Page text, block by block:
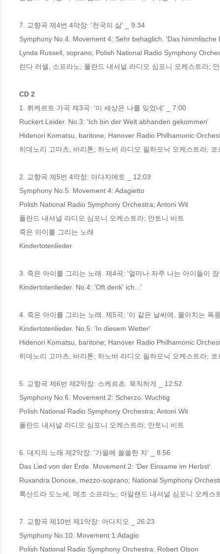
7. 교향곡 제4번 4악장: ‘천국의 삶’ _ 9:34
Symphony No.4. Movement 4: Sehr behaglich. 'Das
Lynda Russell, soprano; Polish National Radio Symphony
린다 러셀, 소프라노; 폴란드 내셔널 라디오 심포니 오케스트라;
CD 2
1. 뤼케르트 가곡 제3곡: '이 세상은 나를 잊었네' _ 7:00
Ruckert Leider. No.3: 'Ich bin der Welt abhanden gekommen'
Hidenori Komatsu, baritone; Hanover Radio Philhamonic
히데노리 고마츠, 바리톤; 하노버 라디오 필하모닉 오케스트라; 코
2. 교향곡 제5번 4악장: 아다지에토 _ 12:03
Symphony No.5. Movement 4: Adagietto
Polish National Radio Symphony Orchestra; Antoni Wit
폴란드 내셔널 라디오 심포니 오케스트라; 안토니 비트
죽은 아이를 그리는 노래
Kindertotenlieder
3. 죽은 아이를 그리는 노래. 제4곡: '얼마나 자주 나는 아이들이
Kindertotenlieder. No.4: 'Oft denk' ich...'
4. 죽은 아이를 그리는 노래. 제5곡: '이 같은 날씨에, 몰아치는 폭
Kindertotenlieder. No.5: 'In diesem Wetter'
Hidenori Komatsu, baritone; Hanover Radio Philhamonic
히데노리 고마츠, 바리톤; 하노버 라디오 필하모닉 오케스트라; 코
5. 교향곡 제6번 제2악장: 스케르초. 묵직하게 _ 12:52
Symphony No.6. Movement 2: Scherzo. Wuchtig
Polish National Radio Symphony Orchestra; Antoni Wit
폴란드 내셔널 라디오 심포니 오케스트라; 안토니 비트
6. 대지의 노래 제2악장: '가을에 쓸쓸한 자' _ 8:56
Das Lied von der Erde. Movement 2: 'Der Einsame im Herbst'
Ruxandra Donose, mezzo-soprano; National Symphony
룩산드라 도노세, 메조 소프라노; 아일랜드 내셔널 심포니 오케스
7. 교향곡 제10번 제1악장: 아다지오 _ 26:23
Symphony No.10. Movement 1:Adagio
Polish National Radio Symphony Orchestra; Robert Olson